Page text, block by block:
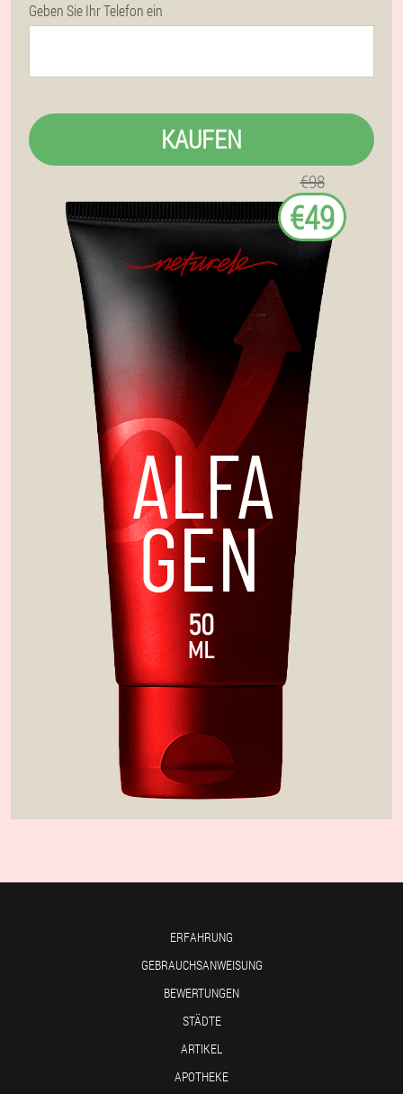
Geben Sie Ihr Telefon ein
KAUFEN
€98
€49
ERFAHRUNG
GEBRAUCHSANWEISUNG
BEWERTUNGEN
STÄDTE
ARTIKEL
APOTHEKE